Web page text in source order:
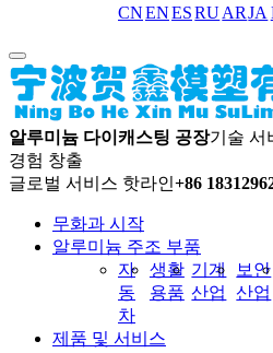
CNENESRUARJA
알루미늄 다이캐스팅 공장기술 서
경험 창출
글로벌 서비스 핫라인+86
무화과 시작
알루미늄 주조 부품
자
동
차
생활
용품
기계
산업
보안
산업
제품 및 서비스